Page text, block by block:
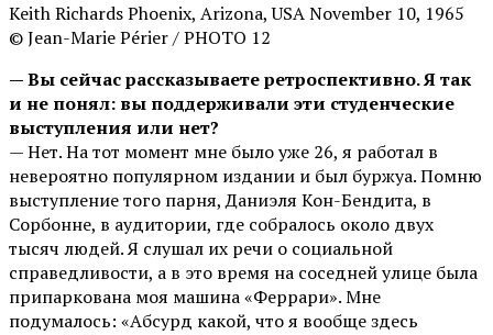
Keith Richards Phoenix, Arizona, USA November 10, 1965
© Jean-Marie Périer / PHOTO 12
— Вы сейчас рассказываете ретроспективно. Я так
и не понял: вы поддерживали эти студенческие
выступления или нет?
— Нет. На тот момент мне было уже 26, я работал в
невероятно популярном издании и был буржуа. Помню
выступление того парня, Даниэля Кон-Бендита, в
Сорбонне, в аудитории, где собралось около двух
тысяч людей. Я слушал их речи о социальной
справедливости, а в это время на соседней улице была
припаркована моя машина «Феррари». Мне
подумалось: «Абсурд какой, что я вообще здесь